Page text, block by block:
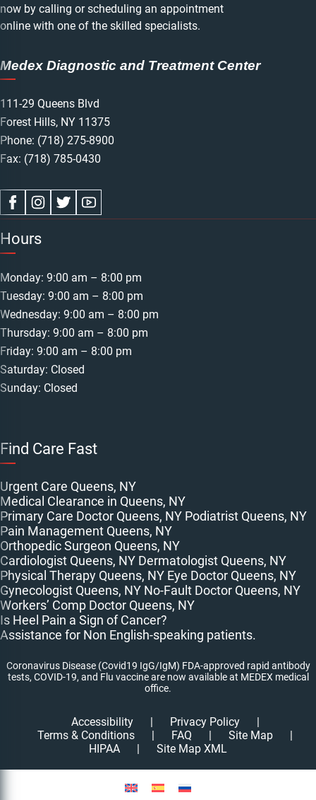
now by calling or scheduling an appointment
online with one of the skilled specialists.
Medex Diagnostic and Treatment Center
111-29 Queens Blvd
Forest Hills, NY 11375
Phone: (718) 275-8900
Fax: (718) 785-0430
Hours
Monday: 9:00 am – 8:00 pm
Tuesday: 9:00 am – 8:00 pm
Wednesday: 9:00 am – 8:00 pm
Thursday: 9:00 am – 8:00 pm
Friday: 9:00 am – 8:00 pm
Saturday: Closed
Sunday: Closed
Find Care Fast
Urgent Care Queens, NY
Medical Clearance in Queens, NY
Primary Care Doctor Queens, NY Podiatrist Queens, NY
Pain Management Queens, NY
Orthopedic Surgeon Queens, NY
Cardiologist Queens, NY Dermatologist Queens, NY
Physical Therapy Queens, NY Eye Doctor Queens, NY
Gynecologist Queens, NY No-Fault Doctor Queens, NY
Workers’ Comp Doctor Queens, NY
Is Heel Pain a Sign of Cancer?
Assistance for Non English-speaking patients.
Coronavirus Disease (Covid19 IgG/IgM) FDA-approved rapid antibody
tests, COVID-19, and Flu vaccine are now available at MEDEX medical
office.
Accessibility | Privacy Policy
|
Terms & Conditions
| FAQ | Site Map
|
HIPAA
| Site Map XML